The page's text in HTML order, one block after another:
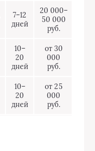
7–12
дней
20 000–
50 000
руб.
10–
20
дней
от 30
000
руб.
10–
20
дней
от 25
000
руб.